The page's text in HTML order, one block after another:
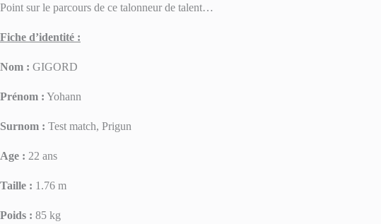
Point sur le parcours de ce talonneur de talent…
Fiche d’identité :
Nom : GIGORD
Prénom : Yohann
Surnom : Test match, Prigun
Age : 22 ans
Taille : 1.76 m
Poids : 85 kg